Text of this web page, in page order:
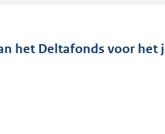
het Deltafonds voor het